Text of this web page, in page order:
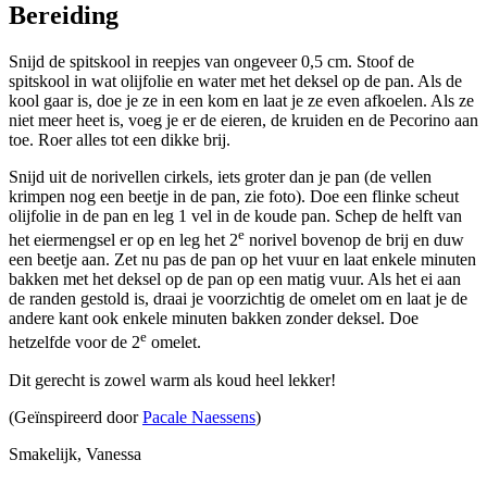
Bereiding
Snijd de spitskool in reepjes van ongeveer 0,5 cm. Stoof de
spitskool in wat olijfolie en water met het deksel op de pan. Als de
kool gaar is, doe je ze in een kom en laat je ze even afkoelen. Als ze
niet meer heet is, voeg je er de eieren, de kruiden en de Pecorino aan
toe. Roer alles tot een dikke brij.
Snijd uit de norivellen cirkels, iets groter dan je pan (de vellen
krimpen nog een beetje in de pan, zie foto). Doe een flinke scheut
olijfolie in de pan en leg 1 vel in de koude pan. Schep de helft van
het eiermengsel er op en leg het 2e norivel bovenop de brij en duw
een beetje aan. Zet nu pas de pan op het vuur en laat enkele minuten
bakken met het deksel op de pan op een matig vuur. Als het ei aan
de randen gestold is, draai je voorzichtig de omelet om en laat je de
andere kant ook enkele minuten bakken zonder deksel. Doe
hetzelfde voor de 2e omelet.
Dit gerecht is zowel warm als koud heel lekker!
(Geïnspireerd doorPacale Naessens)
Smakelijk, Vanessa